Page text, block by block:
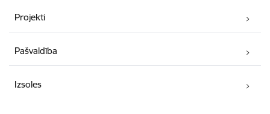
Projekti
Pašvaldība
Izsoles